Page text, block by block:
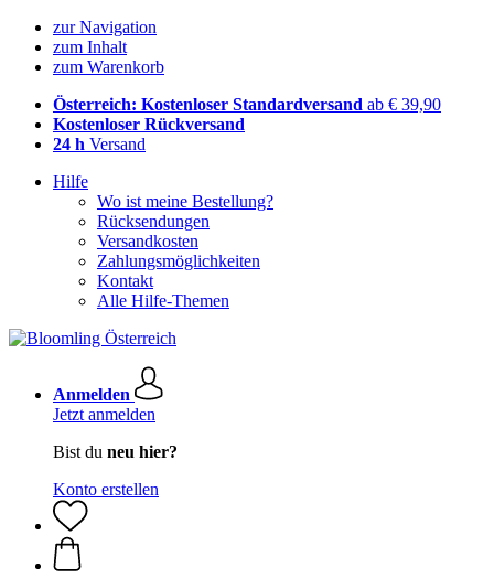
zur Navigation
zum Inhalt
zum Warenkorb
Österreich: Kostenloser Standardversand ab € 39,90
Kostenloser Rückversand
24 h Versand
Hilfe
Wo ist meine Bestellung?
Rücksendungen
Versandkosten
Zahlungsmöglichkeiten
Kontakt
Alle Hilfe-Themen
Anmelden
Jetzt anmelden
Bist du neu hier?
Konto erstellen